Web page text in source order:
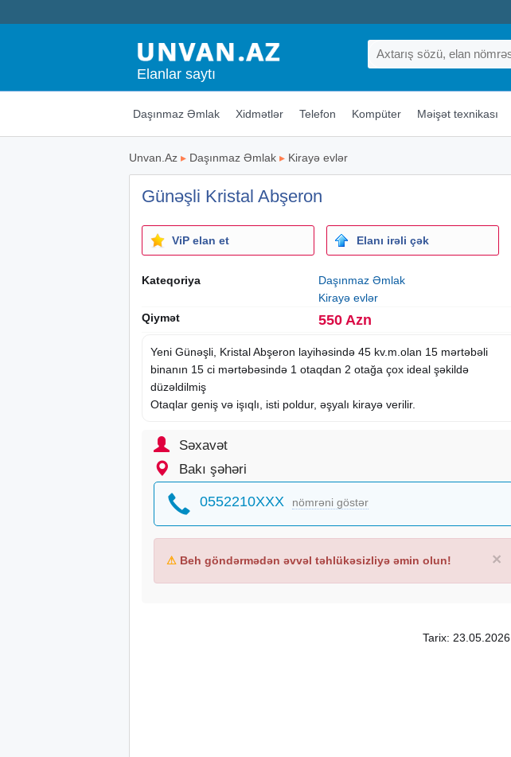
Elanlar saytı
Daşınmaz Əmlak Xidmətlər Telefon Kompüter Məişət texnikası
Unvan.Az ▸ Daşınmaz Əmlak ▸ Kirayə evlər
Günəşli Kristal Abşeron
ViP elan et Elanı irəli çək
Kateqoriya
Daşınmaz Əmlak
Kirayə evlər
Qiymət
550 Azn
Yeni Günəşli, Kristal Abşeron layihəsində 45 kv.m.olan 15 mərtəbəli
binanın 15 ci mərtəbəsində 1 otaqdan 2 otağa çox ideal şəkildə
düzəldilmiş
Otaqlar geniş və işıqlı, isti poldur, əşyalı kirayə verilir.
Səxavət
Bakı şəhəri
0552210XXX nömrəni göstər
×
⚠ Beh göndərmədən əvvəl təhlükəsizliyə əmin olun!
Tarix: 23.05.2026